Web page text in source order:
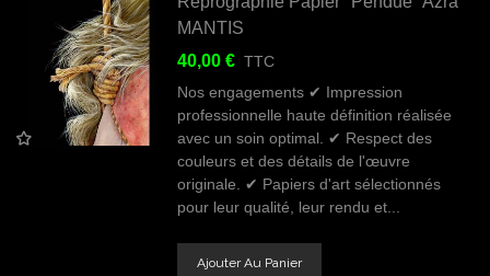
MANTIS
40,00 € TTC
Nos engagements ✔ Impression
professionnelle haute définition réalisée
avec un soin optimal. ✔ Respect des
couleurs et des détails de l'œuvre
originale. ✔ Papiers d'art sélectionnés
pour leur qualité, leur rendu et...
Ajouter Au Panier